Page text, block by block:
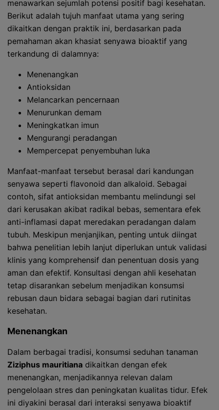
menawarkan sejumlah potensi positif bagi kesehatan.
Berikut adalah tujuh manfaat utama yang sering
dikaitkan dengan praktik ini, berdasarkan pada
pemahaman akan khasiat senyawa bioaktif yang
terkandung di dalamnya:
Menenangkan
Antioksidan
Melancarkan pencernaan
Menurunkan demam
Meningkatkan imun
Mengurangi peradangan
Mempercepat penyembuhan luka
Manfaat-manfaat tersebut berasal dari kandungan
senyawa seperti flavonoid dan alkaloid. Sebagai
contoh, sifat antioksidan membantu melindungi sel
dari kerusakan akibat radikal bebas, sementara efek
anti-inflamasi dapat meredakan peradangan dalam
tubuh. Meskipun menjanjikan, penting untuk diingat
bahwa penelitian lebih lanjut diperlukan untuk validasi
klinis yang komprehensif dan penentuan dosis yang
aman dan efektif. Konsultasi dengan ahli kesehatan
tetap disarankan sebelum menjadikan konsumsi
rebusan daun bidara sebagai bagian dari rutinitas
kesehatan.
Menenangkan
Dalam berbagai tradisi, konsumsi seduhan tanaman
Ziziphus mauritiana dikaitkan dengan efek
menenangkan, menjadikannya relevan dalam
pengelolaan stres dan peningkatan kualitas tidur. Efek
ini diyakini berasal dari interaksi senyawa bioaktif